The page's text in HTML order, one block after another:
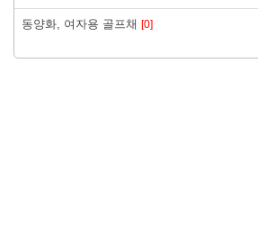
동양화, 여자용 골프채 [0]